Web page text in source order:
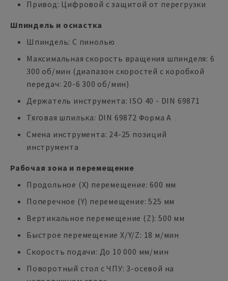
Привод: Цифровой с защитой от перегрузки
Шпиндель и оснастка
Шпиндель: С пинолью
Максимальная скорость вращения шпинделя: 6
300 об/мин (диапазон скоростей с коробкой
передач: 20-6 300 об/мин)
Держатель инструмента: ISO 40 - DIN 69871
Тяговая шпилька: DIN 69872 Форма A
Смена инструмента: 24-25 позиций
инструмента
Рабочая зона и перемещение
Продольное (X) перемещение: 600 мм
Поперечное (Y) перемещение: 525 мм
Вертикальное перемещение (Z): 500 мм
Быстрое перемещение X/Y/Z: 18 м/мин
Скорость подачи: До 10 000 мм/мин
Поворотный стол с ЧПУ: 3-осевой на